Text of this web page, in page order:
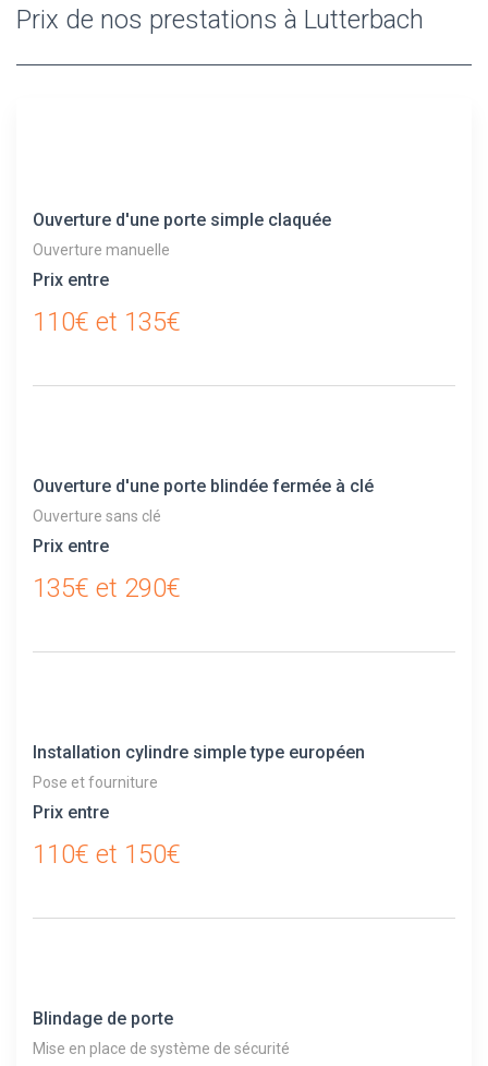
Prix de nos prestations à Lutterbach
Ouverture d'une porte simple claquée
Ouverture manuelle
Prix entre
110€ et 135€
Ouverture d'une porte blindée fermée à clé
Ouverture sans clé
Prix entre
135€ et 290€
Installation cylindre simple type européen
Pose et fourniture
Prix entre
110€ et 150€
Blindage de porte
Mise en place de système de sécurité